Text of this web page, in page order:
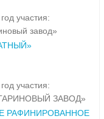
участия:
завод»
участия:
ЗАВОД»
РАФИНИРОВАННОЕ